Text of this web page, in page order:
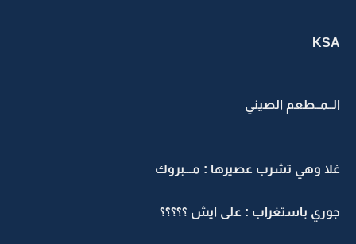
KSA
الــمــطعم الصيني
غلا وهي تشرب عصيرها : مـــبروك
جوري باستغراب : على ايش ؟؟؟؟؟